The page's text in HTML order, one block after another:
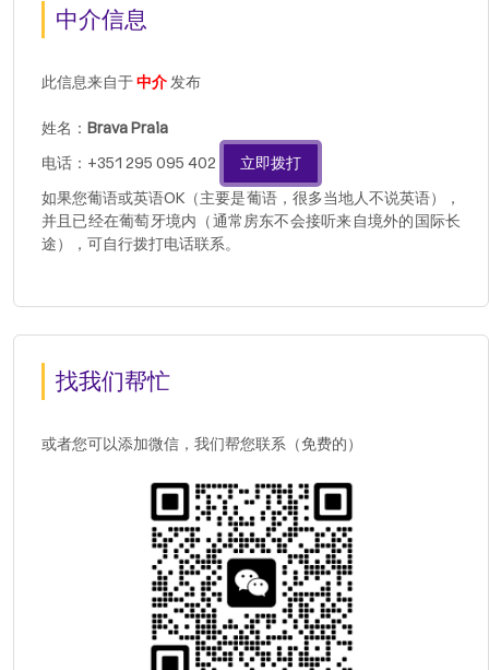
中介信息
此信息来自于中介发布
姓名： Brava Praia
电话：+351 295 095 402
立即拨打
如果您葡语或英语OK（主要是葡语，很多当地人不说英语），
并且已经在葡萄牙境内（通常房东不会接听来自境外的国际长
途），可自行拨打电话联系。
找我们帮忙
或者您可以添加微信，我们帮您联系（免费的）